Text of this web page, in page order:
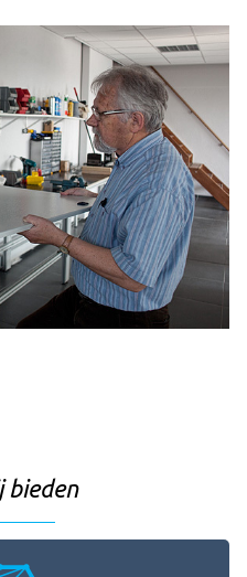
bieden